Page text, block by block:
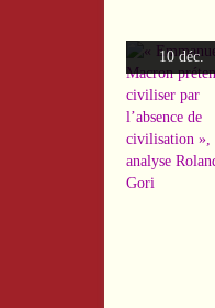
10 déc.